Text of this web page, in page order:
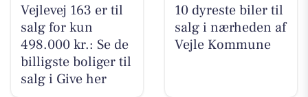
Vejlevej 163 er til
salg for kun
498.000 kr.: Se de
billigste boliger til
salg i Give her
10 dyreste biler til
salg i nærheden af
Vejle Kommune